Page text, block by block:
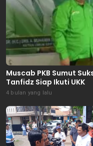
Muscab PKB Sumut
Tanfidz Siap Ikuti UKK
4 bulan yang lalu